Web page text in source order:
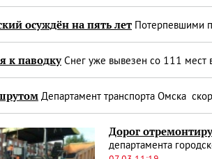
осуждён на пять лет Потерпевшими
к паводкуСнег уже вывезен со 111 мест
Департамент транспорта Омска
Дорог
департамента